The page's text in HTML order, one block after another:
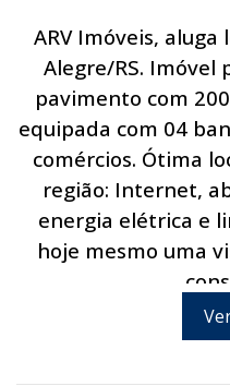
ARV Imóveis,
Alegre/RS. Imóvel
pavimento com
equipada com 04
comércios. Ótima
região: Internet,
energia elétrica e
hoje mesmo uma